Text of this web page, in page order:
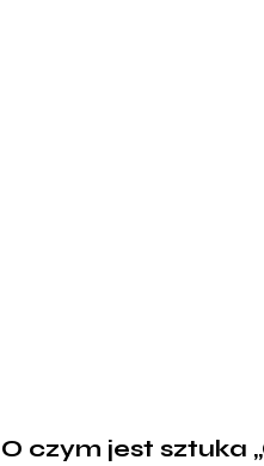
O czym jest sztuka